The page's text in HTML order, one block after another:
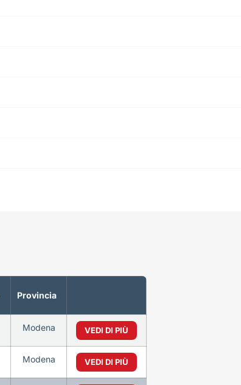
Provincia
Modena VEDI DI PIÙ
Modena VEDI DI PIÙ